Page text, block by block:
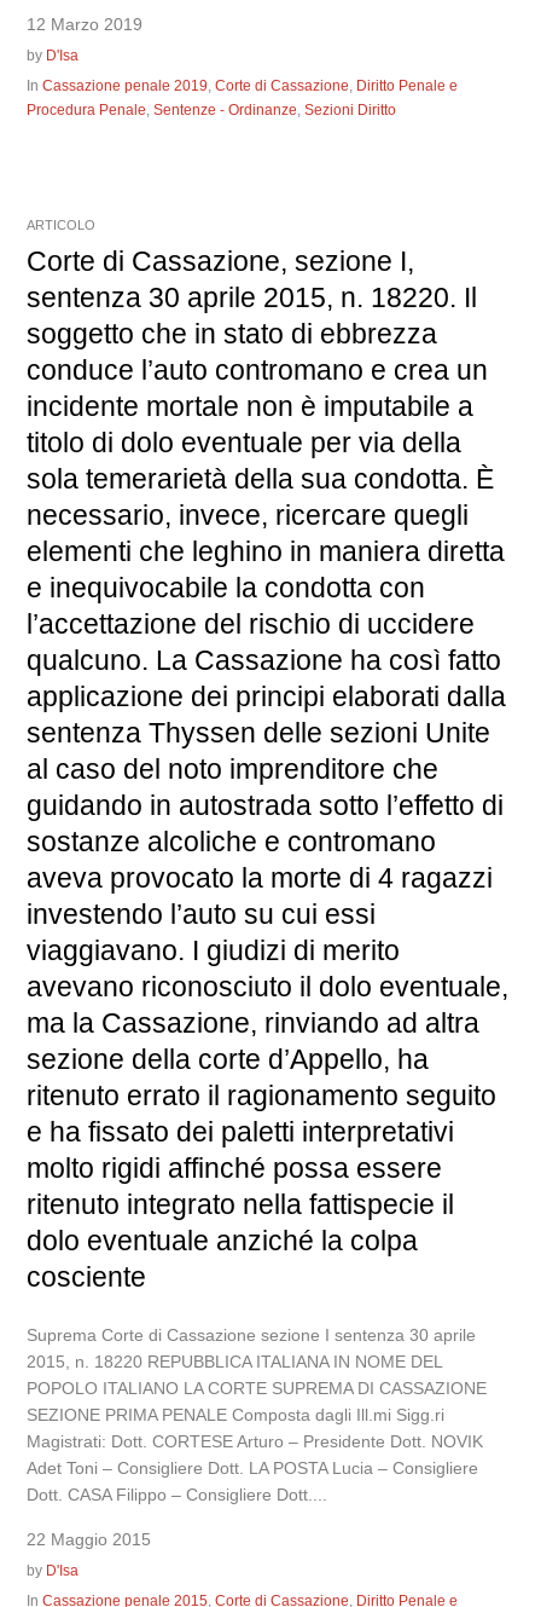
12 Marzo 2019
by D'Isa
InCassazione penale 2019,Corte di Cassazione, Diritto Penale e
Procedura Penale,Sentenze - Ordinanze,Sezioni Diritto
ARTICOLO
Corte di Cassazione, sezione I,
sentenza 30 aprile 2015, n. 18220. Il
soggetto che in stato di ebbrezza
conduce l’auto contromano e crea un
incidente mortale non è imputabile a
titolo di dolo eventuale per via della
sola temerarietà della sua condotta. È
necessario, invece, ricercare quegli
elementi che leghino in maniera diretta
e inequivocabile la condotta con
l’accettazione del rischio di uccidere
qualcuno. La Cassazione ha così fatto
applicazione dei principi elaborati dalla
sentenza Thyssen delle sezioni Unite
al caso del noto imprenditore che
guidando in autostrada sotto l’effetto di
sostanze alcoliche e contromano
aveva provocato la morte di 4 ragazzi
investendo l’auto su cui essi
viaggiavano. I giudizi di merito
avevano riconosciuto il dolo eventuale,
ma la Cassazione, rinviando ad altra
sezione della corte d’Appello, ha
ritenuto errato il ragionamento seguito
e ha fissato dei paletti interpretativi
molto rigidi affinché possa essere
ritenuto integrato nella fattispecie il
dolo eventuale anziché la colpa
cosciente
Suprema Corte di Cassazione sezione I sentenza 30 aprile
2015, n. 18220 REPUBBLICA ITALIANA IN NOME DEL
POPOLO ITALIANO LA CORTE SUPREMA DI CASSAZIONE
SEZIONE PRIMA PENALE Composta dagli Ill.mi Sigg.ri
Magistrati: Dott. CORTESE Arturo – Presidente Dott. NOVIK
Adet Toni – Consigliere Dott. LA POSTA Lucia – Consigliere
Dott. CASA Filippo – Consigliere Dott....
22 Maggio 2015
by D'Isa
InCassazione penale 2015,Corte di Cassazione, Diritto Penale e